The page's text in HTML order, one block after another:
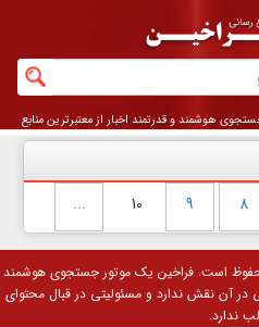
هوشمند و قدرتمند اخبار از معتبرترین منابع
خبری
8
9
10
...
است. فراخین یک موتور جستجوی هوشمند
در آن نقش ندارد و مسئولیتی در قبال محتوای
ندارد.